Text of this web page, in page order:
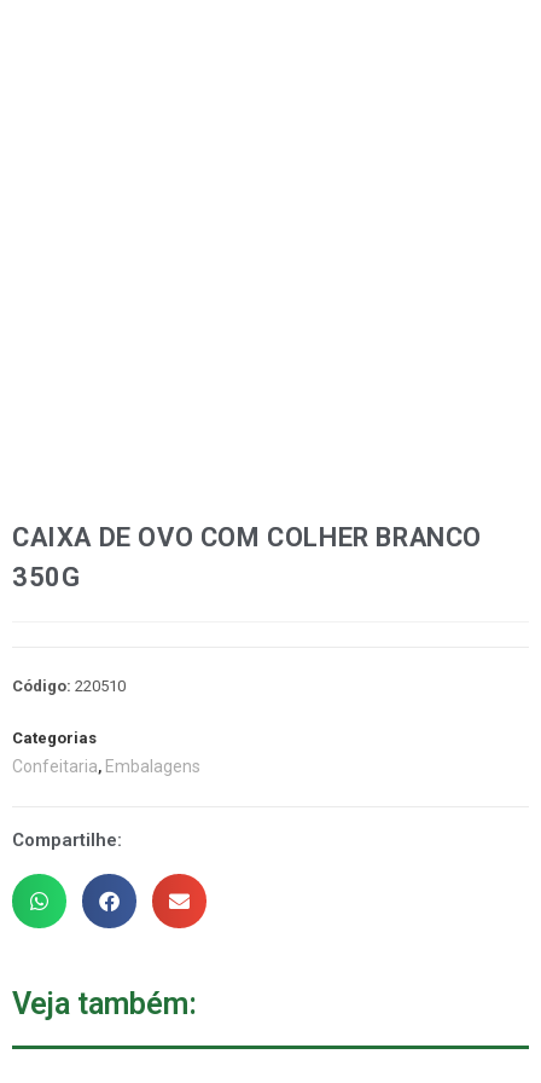
CAIXA DE OVO COM COLHER BRANCO
350G
Código: 220510
Categorias
Confeitaria, Embalagens
Compartilhe:
Veja também: